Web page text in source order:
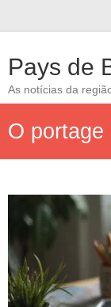
Pays de
As notícias da
O